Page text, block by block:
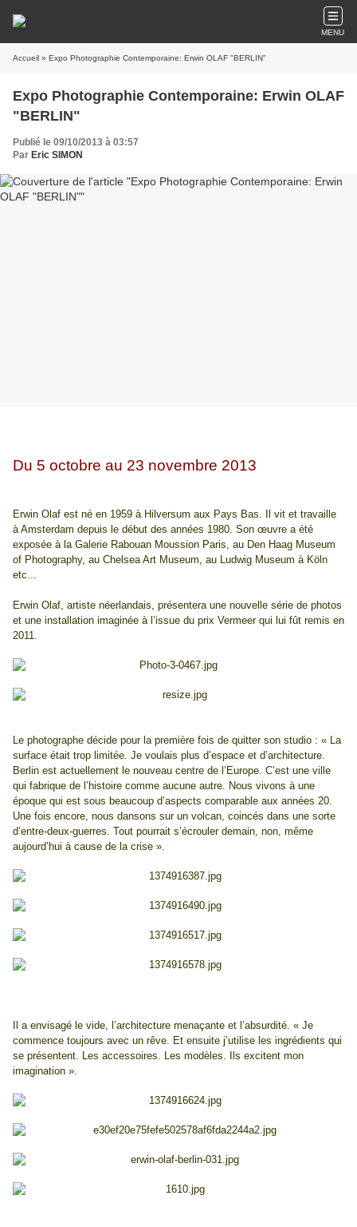
MENU
Accueil » Expo Photographie Contemporaine: Erwin OLAF "BERLIN"
Expo Photographie Contemporaine: Erwin OLAF
"BERLIN"
Publié le 09/10/2013 à 03:57
Par Eric SIMON
Du 5 octobre au 23 novembre 2013
Erwin Olaf est né en 1959 à Hilversum aux Pays Bas. Il vit et travaille
à Amsterdam depuis le début des années 1980. Son œuvre a été
exposée à la Galerie Rabouan Moussion Paris, au Den Haag Museum
of Photography, au Chelsea Art Museum, au Ludwig Museum à Köln
etc...
Erwin Olaf, artiste néerlandais, présentera une nouvelle série de photos
et une installation imaginée à l’issue du prix Vermeer qui lui fût remis en
2011.
Le photographe décide pour la première fois de quitter son studio : « La
surface était trop limitée. Je voulais plus d’espace et d’architecture.
Berlin est actuellement le nouveau centre de l’Europe. C’est une ville
qui fabrique de l’histoire comme aucune autre. Nous vivons à une
époque qui est sous beaucoup d’aspects comparable aux années 20.
Une fois encore, nous dansons sur un volcan, coincés dans une sorte
d’entre-deux-guerres. Tout pourrait s’écrouler demain, non, même
aujourd’hui à cause de la crise ».
Il a envisagé le vide, l’architecture menaçante et l’absurdité. « Je
commence toujours avec un rêve. Et ensuite j’utilise les ingrédients qui
se présentent. Les accessoires. Les modèles. Ils excitent mon
imagination ».